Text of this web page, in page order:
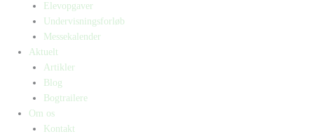
Elevopgaver
Undervisningsforløb
Messekalender
Aktuelt
Artikler
Blog
Bogtrailere
Om os
Kontakt